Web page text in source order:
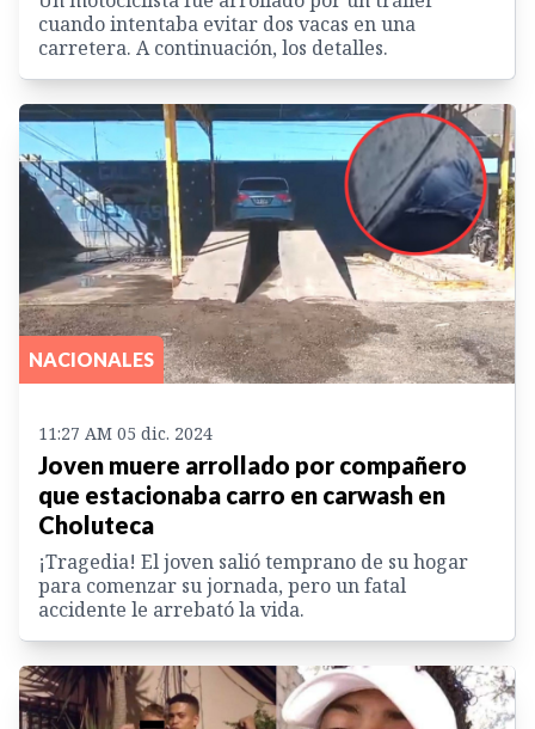
cuando intentaba evitar dos vacas en una
carretera. A continuación, los detalles.
NACIONALES
11:27 AM 05 dic. 2024
Joven muere arrollado por compañero
que estacionaba carro en carwash en
Choluteca
¡Tragedia! El joven salió temprano de su hogar
para comenzar su jornada, pero un fatal
accidente le arrebató la vida.